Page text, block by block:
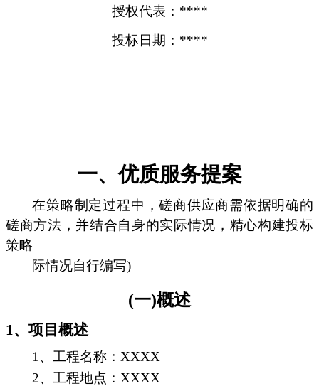
授权代表：****
投标日期：****
一、优质服务提案
在策略制定过程中，磋商供应商需依据明确的
磋商方法，并结合自身的实际情况，精心构建投标
策略
际情况自行编写)
(一)概述
1、项目概述
1、工程名称：XXXX
2、工程地点：XXXX